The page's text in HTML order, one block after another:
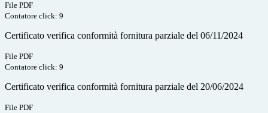
File PDF
Contatore click: 9
Certificato verifica conformità fornitura parziale del 06/11/2024
File PDF
Contatore click: 9
Certificato verifica conformità fornitura parziale del 20/06/2024
File PDF